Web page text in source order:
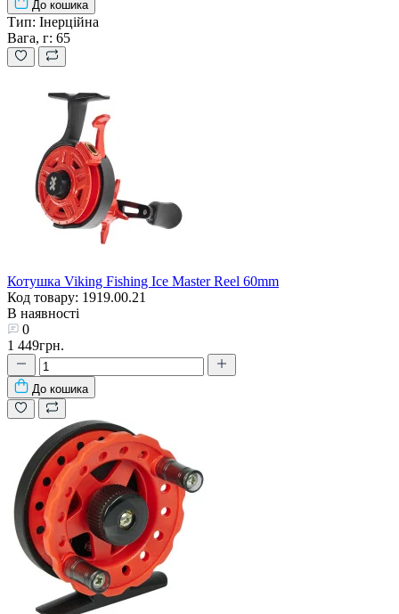
До кошика
Тип: Інерційна
Вага, г: 65
Котушка Viking Fishing Ice Master Reel 60mm
Код товару: 1919.00.21
В наявності
0
1 449грн.
До кошика